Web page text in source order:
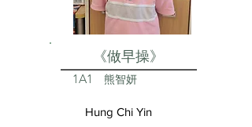
《做早操》
1A1 熊智妍
Hung Chi Yin